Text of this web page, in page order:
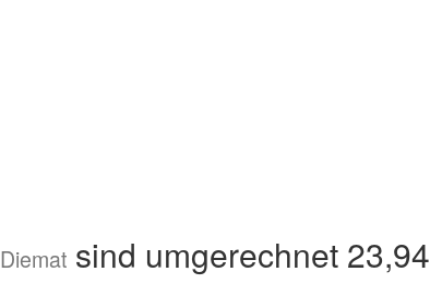
Diematsind umgerechnet 23,94